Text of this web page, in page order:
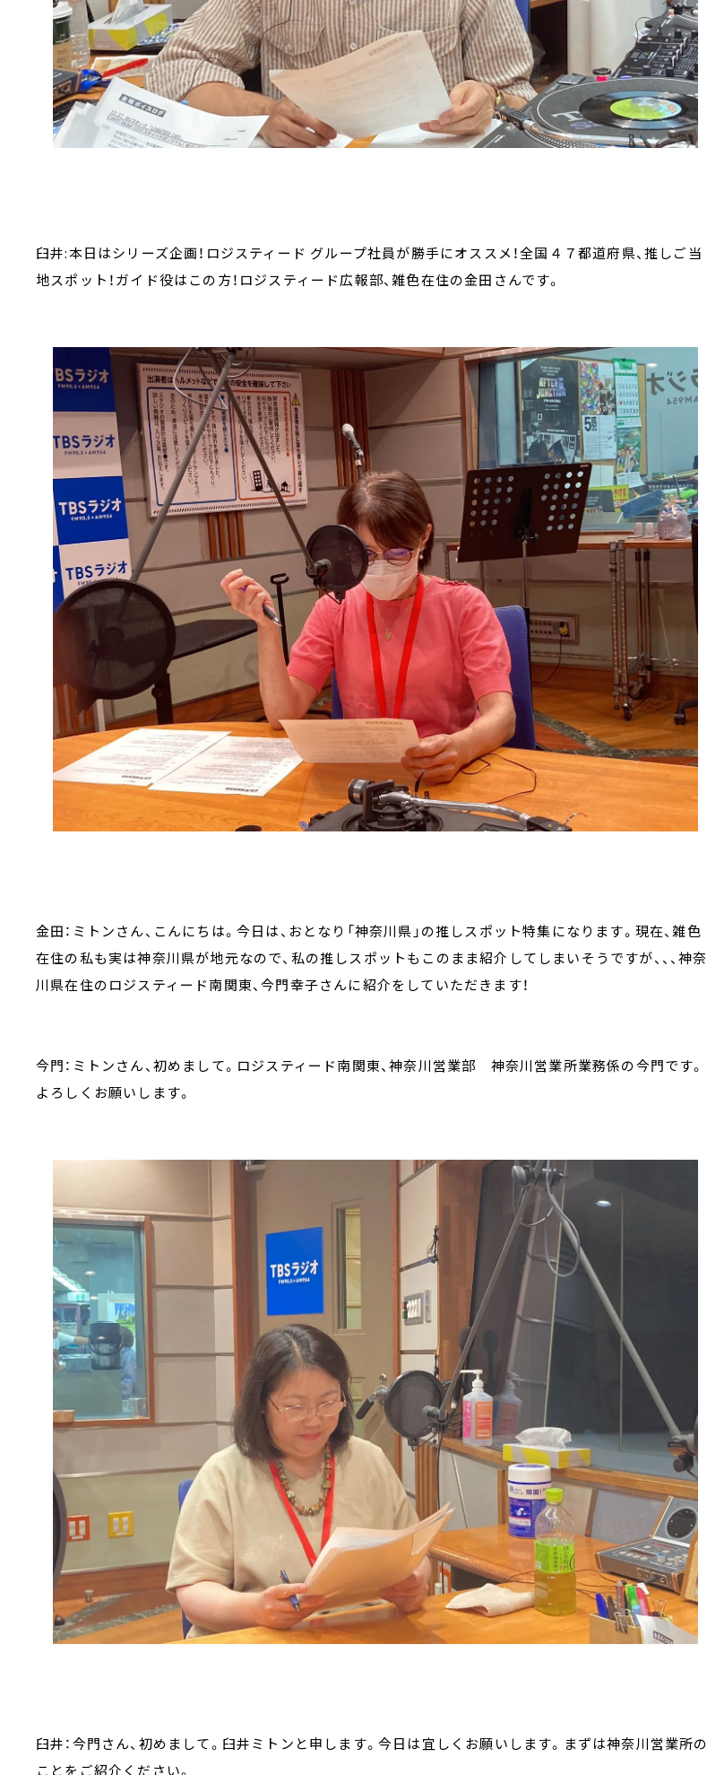
臼井:本日はシリーズ企画！ロジスティード グループ社員が勝手にオススメ！全国４７都道府県、推しご当
地スポット！ガイド役はこの方！ロジスティード広報部、雑色在住の金田さんです。
金田：ミトンさん、こんにちは。今日は、おとなり「神奈川県」の推しスポット特集になります。現在、雑色
在住の私も実は神奈川県が地元なので、私の推しスポットもこのまま紹介してしまいそうですが、、、神奈
川県在住のロジスティード南関東、今門幸子さんに紹介をしていただきます！
今門：ミトンさん、初めまして。ロジスティード南関東、神奈川営業部 神奈川営業所業務係の今門です。
よろしくお願いします。
臼井：今門さん、初めまして。臼井ミトンと申します。今日は宜しくお願いします。まずは神奈川営業所の
ことをご紹介ください。